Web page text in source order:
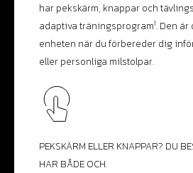
har pekskärm, knappar och
adaptiva träningsprogram1. Den
enheten när du förbereder dig
eller personliga milstolpar.
PEKSKÄRM ELLER KNAPPAR? DU
HAR BÅDE OCH.